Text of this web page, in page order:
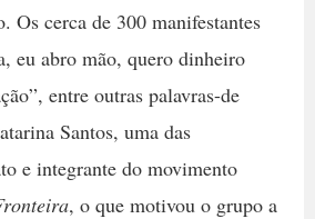
Os cerca de 300 manifestantes
eu abro mão, quero dinheiro
entre outras palavras-de
Santos, uma das
e integrante do movimento
, o que motivou o grupo a